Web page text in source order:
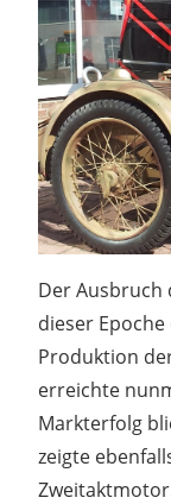
Der Ausbruch
dieser
Produktion
erreichte
Markterfolg
zeigte